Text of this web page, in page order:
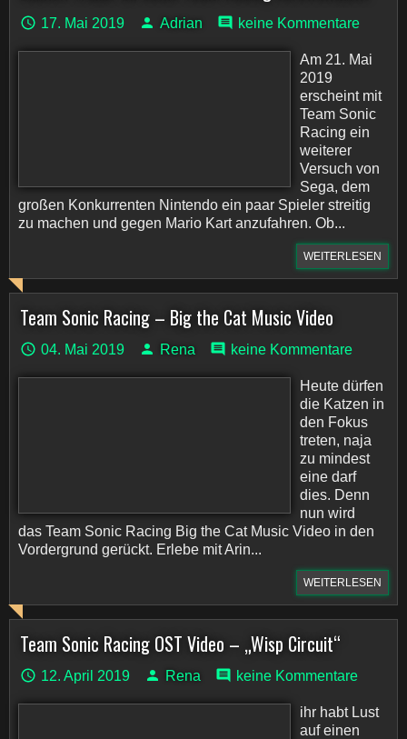
17. Mai 2019 Adrian keine Kommentare
Am 21. Mai
2019
erscheint mit
Team Sonic
Racing ein
weiterer
Versuch von
Sega, dem
großen Konkurrenten Nintendo ein paar Spieler streitig
zu machen und gegen Mario Kart anzufahren. Ob...
WEITERLESEN
Team Sonic Racing – Big the Cat Music Video
04. Mai 2019 Rena keine Kommentare
Heute dürfen
die Katzen in
den Fokus
treten, naja
zu mindest
eine darf
dies. Denn
nun wird
das Team Sonic Racing Big the Cat Music Video in den
Vordergrund gerückt. Erlebe mit Arin...
WEITERLESEN
Team Sonic Racing OST Video – „Wisp Circuit“
12. April 2019 Rena keine Kommentare
ihr habt Lust
auf einen